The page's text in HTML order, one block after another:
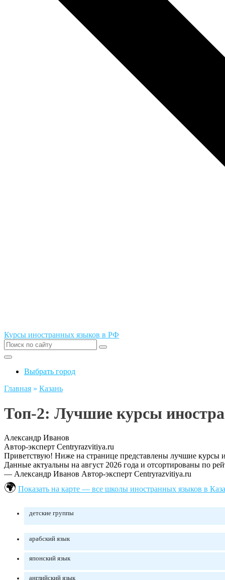
Курсы иностранных языков в РФ
Выбрать город
Главная » Казань
Топ-2: Лучшие курсы
Александр Иванов
Автор-эксперт Centryrazvitiya.ru
Приветствую! Ниже на странице представлены лучшие курсы
Данные актуальны на август 2026 года и отсортированы по
— Александр Иванов Автор-эксперт Centryrazvitiya.ru
Показать на карте — все школы иностранных языков в
детские группы
арабский язык
японский язык
английский язык